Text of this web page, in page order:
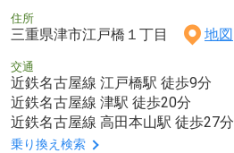
住所
三重県津市江戸橋１丁目 地図
交通
近鉄名古屋線 江戸橋駅 徒歩9分
近鉄名古屋線 津駅 徒歩20分
近鉄名古屋線 高田本山駅 徒歩27分
乗り換え検索